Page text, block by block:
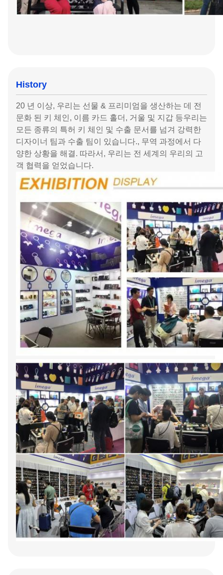
History
20 년 이상, 우리는 선물 & 프리미엄을 생산하는 데 전
문화 된 키 체인, 이름 카드 홀더, 거울 및 지갑 등우리는
모든 종류의 특허 키 체인 및 수출 문서를 넘겨 강력한
디자이너 팀과 수출 팀이 있습니다., 무역 과정에서 다
양한 상황을 해결. 따라서, 우리는 전 세계의 우리의 고
객 협력을 얻었습니다.